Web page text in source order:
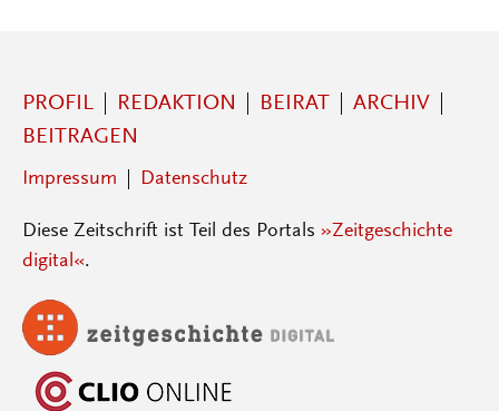
PROFIL REDAKTION BEIRAT
ARCHIV
BEITRAGEN
Impressum Datenschutz
Diese Zeitschrift ist Teil des Portals »Zeitgeschichte
digital«.